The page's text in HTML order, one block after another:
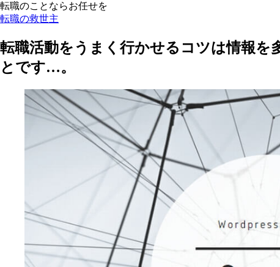
転職のことならお任せを
転職の救世主
転職活動をうまく行かせるコツは情報を
とです…。